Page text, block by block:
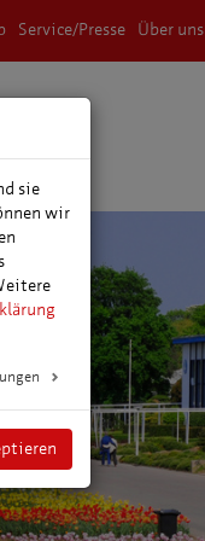
Service/Presse Über uns
sie
wir